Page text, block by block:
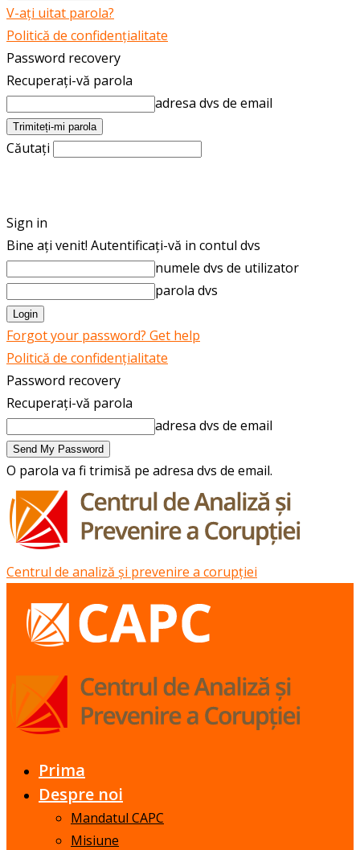
V-ați uitat parola?
Politică de confidențialitate
Password recovery
Recuperați-vă parola
adresa dvs de email
Căutați
Sign in
Bine ați venit! Autentificați-vă in contul dvs
numele dvs de utilizator
parola dvs
Forgot your password? Get help
Politică de confidențialitate
Password recovery
Recuperați-vă parola
adresa dvs de email
O parola va fi trimisă pe adresa dvs de email.
Centrul de analiză și prevenire a corupției
Prima
Despre noi
Mandatul CAPC
Misiune